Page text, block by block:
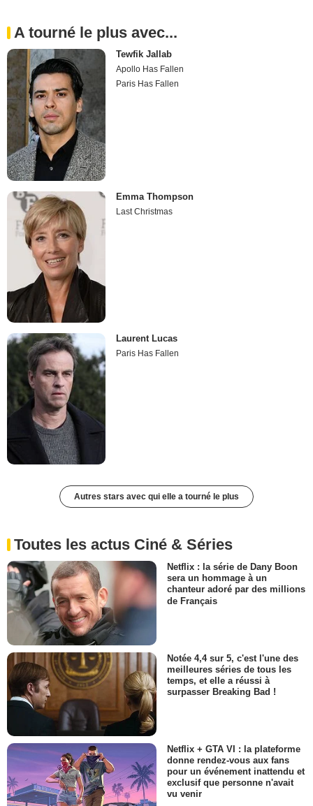
A tourné le plus avec...
Tewfik Jallab
Apollo Has Fallen
Paris Has Fallen
Emma Thompson
Last Christmas
Laurent Lucas
Paris Has Fallen
Autres stars avec qui elle a tourné le plus
Toutes les actus Ciné & Séries
Netflix : la série de Dany Boon
sera un hommage à un
chanteur adoré par des millions
de Français
Notée 4,4 sur 5, c'est l'une des
meilleures séries de tous les
temps, et elle a réussi à
surpasser Breaking Bad !
Netflix + GTA VI : la plateforme
donne rendez-vous aux fans
pour un événement inattendu et
exclusif que personne n'avait
vu venir